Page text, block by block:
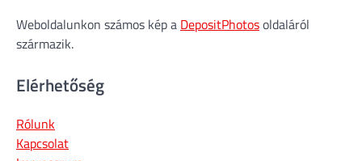
Weboldalunkon számos kép a DepositPhotosoldaláról
származik.
Elérhetőség
Rólunk
Kapcsolat